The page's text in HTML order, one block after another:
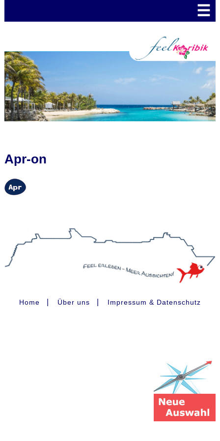
☰
Apr-on
Home Über uns Impressum & Datenschutz